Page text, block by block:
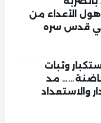
الأعداء من
قدس سره
وثبات
مد
والاستعداد